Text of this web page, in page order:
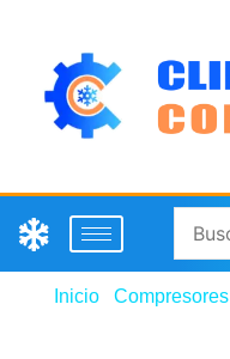
Inicio Compresores